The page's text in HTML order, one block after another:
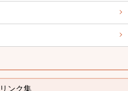
リンク集